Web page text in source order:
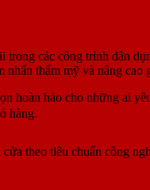
hàng.
thất
các công trình dân
thẩm mỹ và nâng cao
hoàn hảo cho những ai
theo tiêu chuẩn công